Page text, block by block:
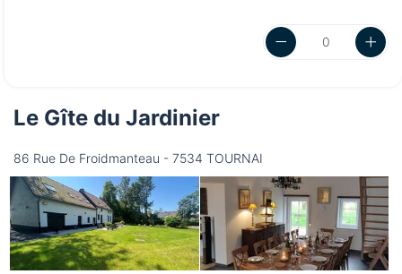
Le Gîte du Jardinier
86 Rue De Froidmanteau - 7534 TOURNAI